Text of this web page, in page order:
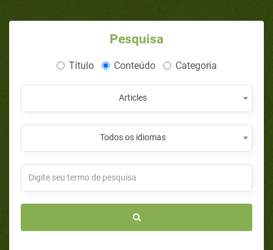
Pesquisa
Título Conteúdo Categoria
Articles
Todos os idiomas